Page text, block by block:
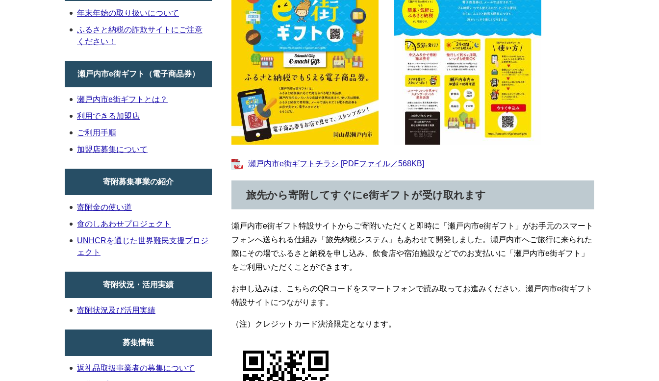
瀬戸内市e街ギフトチラシ [PDFファイル／568KB]
旅先から寄附してすぐにe街ギフトが受け取れます
瀬戸内市e街ギフト特設サイトからご寄附いただくと即時に「瀬戸内市e街ギフト」がお手元のスマート
フォンへ送られる仕組み「旅先納税システム」もあわせて開発しました。瀬戸内市へご旅行に来られた
際にその場でふるさと納税を申し込み、飲食店や宿泊施設などでのお支払いに「瀬戸内市e街ギフト」
をご利用いただくことができます。
お申し込みは、こちらのQRコードをスマートフォンで読み取ってお進みください。瀬戸内市e街ギフト
特設サイトにつながります。
（注）クレジットカード決済限定となります。
年末年始の取り扱いについて
ふるさと納税の詐欺サイトにご注意
ください！
瀬戸内市e街ギフト（電子商品券）
瀬戸内市e街ギフトとは？
利用できる加盟店
ご利用手順
加盟店募集について
寄附募集事業の紹介
寄附金の使い道
食のしあわせプロジェクト
UNHCRを通じた世界難民支援プロジ
ェクト
寄附状況・活用実績
寄附状況及び活用実績
募集情報
返礼品取扱事業者の募集について